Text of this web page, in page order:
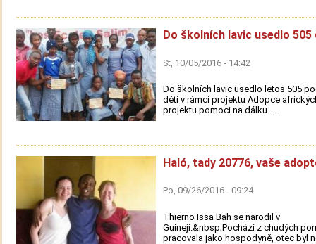
Do školních lavic usedlo 505
St, 10/05/2016 - 14:42
Do školních lavic usedlo letos 505
dětí v rámci projektu Adopce
projektu pomoci na dálku. ...
Haló, tady 20776, vaše
Po, 09/26/2016 - 09:24
Thierno Issa Bah se narodil v
Guineji.&nbsp;Pochází z chudých
pracovala jako hospodyně, otec byl